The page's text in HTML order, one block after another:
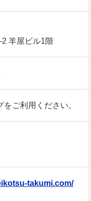
羊屋ビル1階
ご利用ください。
takumi.com/